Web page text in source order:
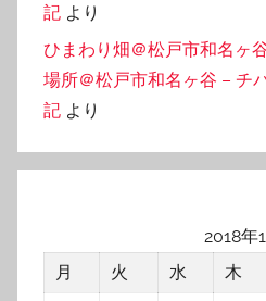
記 より
ひまわり畑＠松戸市和名ヶ
場所＠松戸市和名ヶ谷 – チ
記 より
2018年
月
火 水 木